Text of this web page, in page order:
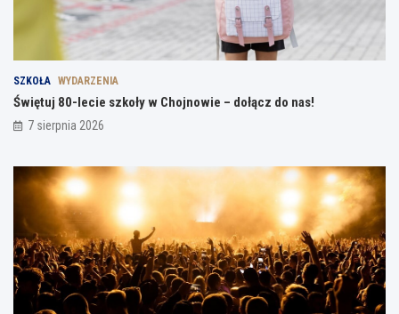
SZKOŁA WYDARZENIA
Świętuj 80-lecie szkoły w Chojnowie – dołącz do nas!
7 sierpnia 2026